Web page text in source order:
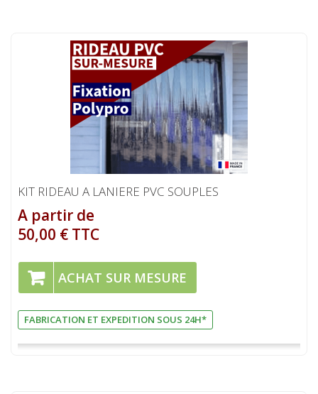
KIT RIDEAU A LANIERE PVC SOUPLES
A partir de
50,00 € TTC
ACHAT SUR MESURE
FABRICATION ET EXPEDITION SOUS 24H*